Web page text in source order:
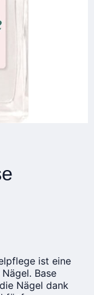
ist eine
Base
Nägel dank